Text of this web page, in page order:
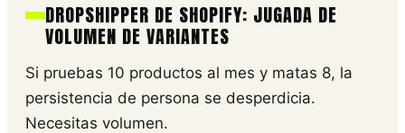
DROPSHIPPER DE SHOPIFY: JUGADA DE
VOLUMEN DE VARIANTES
Si pruebas 10 productos al mes y matas 8, la
persistencia de persona se desperdicia.
Necesitas volumen.